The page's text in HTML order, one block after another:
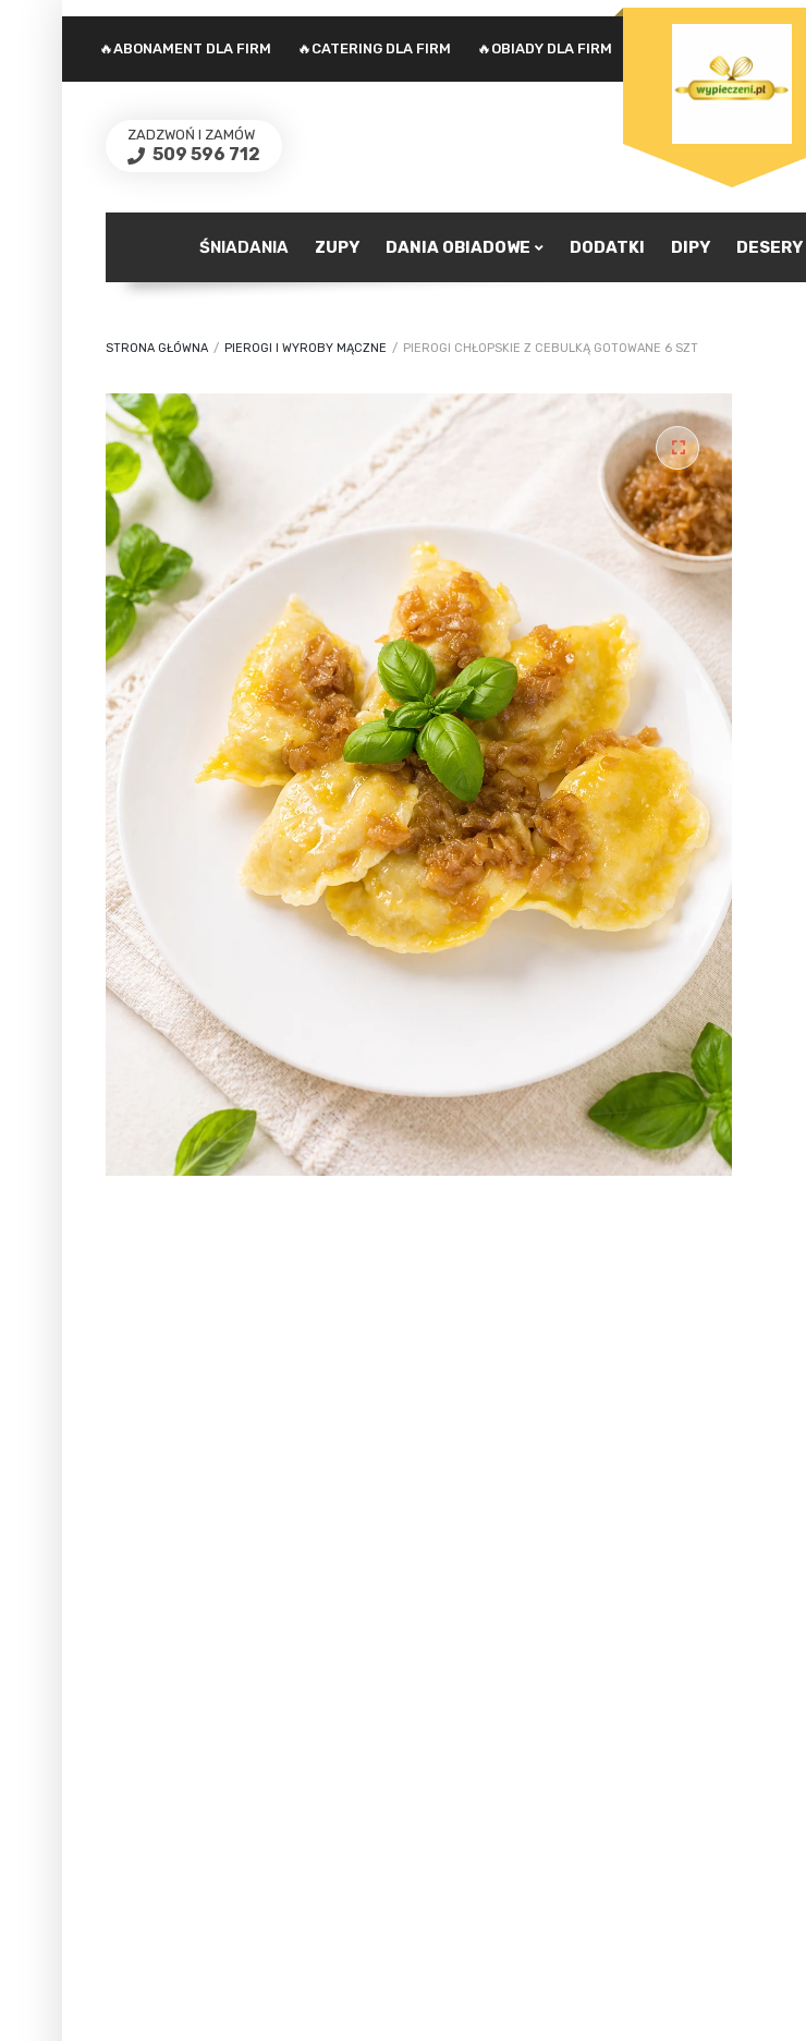
🔥ABONAMENT DLA FIRM 🔥CATERING DLA FIRM 🔥OBIADY DLA FIRM
ZADZWOŃ I ZAMÓW
509 596 712
ZALOGUJ SIĘ
Nie pamiętasz hasła?
ŚNIADANIA ZUPY DANIA OBIADOWE DODATKI DIPY DESERY
STRONA GŁÓWNA / PIEROGI I WYROBY MĄCZNE / PIEROGI CHŁOPSKIE Z CEBULKĄ GOTOWANE 6 SZT
🔍